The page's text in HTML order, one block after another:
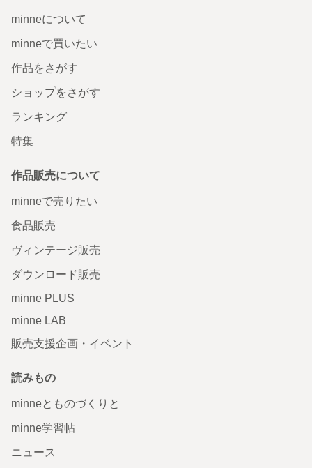
minneについて
minneで買いたい
作品をさがす
ショップをさがす
ランキング
特集
作品販売について
minneで売りたい
食品販売
ヴィンテージ販売
ダウンロード販売
minne PLUS
minne LAB
販売支援企画・イベント
読みもの
minneとものづくりと
minne学習帖
ニュース